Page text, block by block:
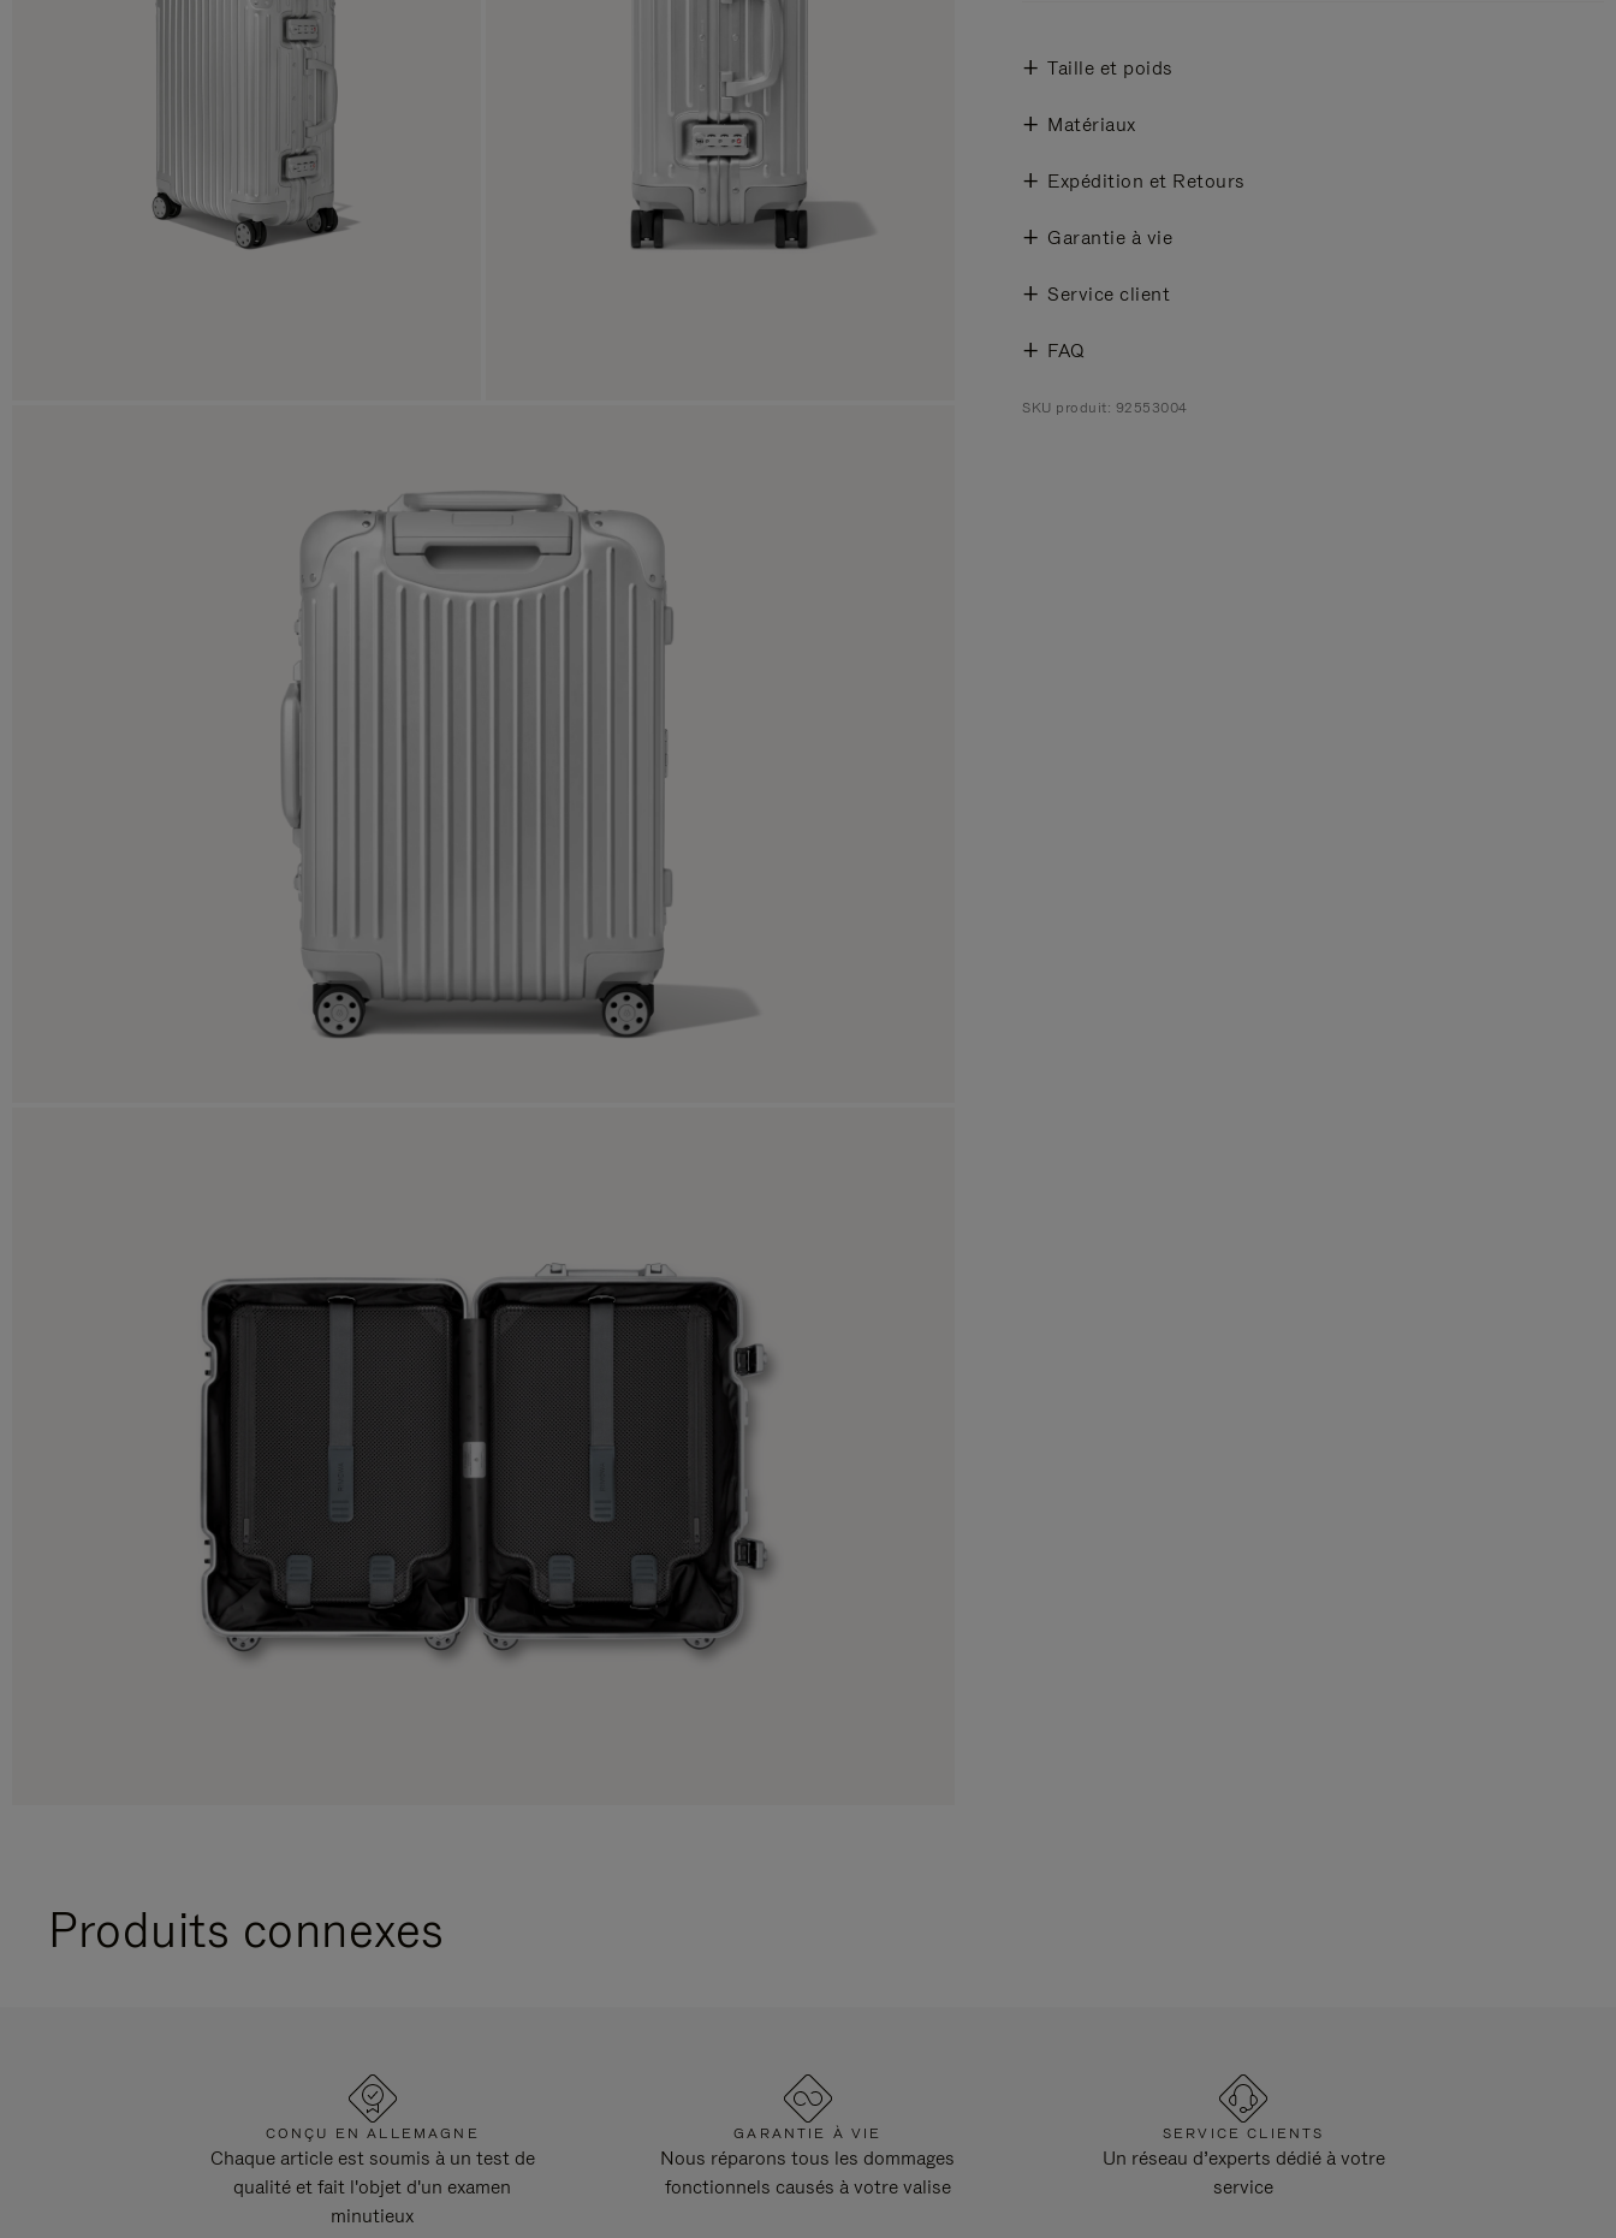
Taille et poids
Matériaux
Expédition et Retours
Garantie à vie
Service client
FAQ
SKU produit: 92553004
Produits connexes
CONÇU EN ALLEMAGNE
Chaque article est soumis à un test de
qualité et fait l'objet d'un examen
minutieux
GARANTIE À VIE
Nous réparons tous les dommages
fonctionnels causés à votre valise
SERVICE CLIENTS
Un réseau d’experts dédié à votre
service